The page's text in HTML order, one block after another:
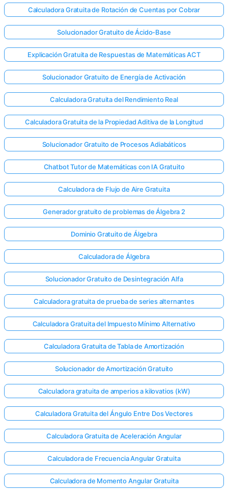
Calculadora Gratuita de Rotación de Cuentas por Cobrar
Solucionador Gratuito de Ácido-Base
Explicación Gratuita de Respuestas de Matemáticas ACT
Solucionador Gratuito de Energía de Activación
Calculadora Gratuita del Rendimiento Real
Calculadora Gratuita de la Propiedad Aditiva de la Longitud
Solucionador Gratuito de Procesos Adiabáticos
Chatbot Tutor de Matemáticas con IA Gratuito
Calculadora de Flujo de Aire Gratuita
Generador gratuito de problemas de Álgebra 2
Dominio Gratuito de Álgebra
Calculadora de Álgebra
Solucionador Gratuito de Desintegración Alfa
Calculadora gratuita de prueba de series alternantes
Calculadora Gratuita del Impuesto Mínimo Alternativo
Calculadora Gratuita de Tabla de Amortización
Solucionador de Amortización Gratuito
Calculadora gratuita de amperios a kilovatios (kW)
Calculadora Gratuita del Ángulo Entre Dos Vectores
Calculadora Gratuita de Aceleración Angular
Calculadora de Frecuencia Angular Gratuita
Calculadora de Momento Angular Gratuita